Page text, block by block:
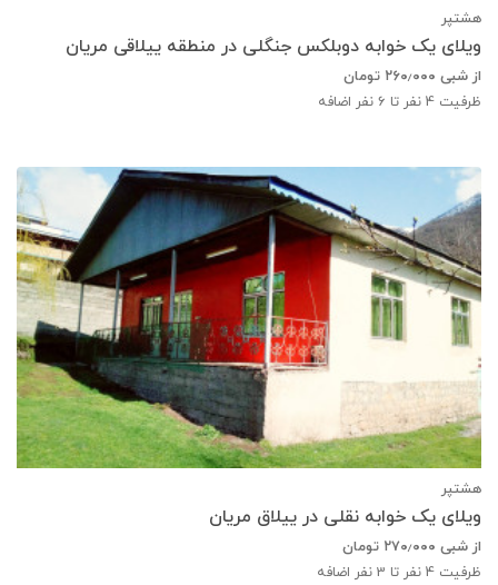
هشتپر
ویلای یک خوابه دوبلکس جنگلی در منطقه ییلاقی مریان
از شبی ۲۶۰٫۰۰۰ تومان
ظرفیت 4 نفر تا 6 نفر اضافه
هشتپر
ویلای یک خوابه نقلی در ییلاق مریان
از شبی ۲۷۰٫۰۰۰ تومان
ظرفیت 4 نفر تا 3 نفر اضافه